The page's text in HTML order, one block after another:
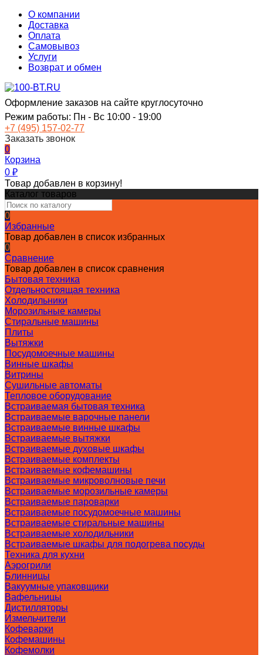
О компании
Доставка
Оплата
Самовывоз
Услуги
Возврат и обмен
Оформление заказов на сайте круглосуточно
Режим работы: Пн - Вс 10:00 - 19:00
+7 (495) 157-02-77
Заказать звонок
0
Корзина
0 ₽
Товар добавлен в корзину!
Каталог товаров
0
Избранные
Товар добавлен в список избранных
0
Сравнение
Товар добавлен в список сравнения
Бытовая техника
Отдельностоящая техника
Холодильники
Морозильные камеры
Стиральные машины
Плиты
Вытяжки
Посудомоечные машины
Винные шкафы
Витрины
Сушильные автоматы
Тепловое оборудование
Встраиваемая бытовая техника
Встраиваемые варочные панели
Встраиваемые винные шкафы
Встраиваемые вытяжки
Встраиваемые духовые шкафы
Встраиваемые комплекты
Встраиваемые кофемашины
Встраиваемые микроволновые печи
Встраиваемые морозильные камеры
Встраиваемые пароварки
Встраиваемые посудомоечные машины
Встраиваемые стиральные машины
Встраиваемые холодильники
Встраиваемые шкафы для подогрева посуды
Техника для кухни
Аэрогрили
Блинницы
Вакуумные упаковщики
Вафельницы
Дистилляторы
Измельчители
Кофеварки
Кофемашины
Кофемолки